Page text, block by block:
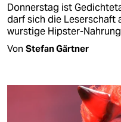
Donnerstag ist
darf sich die Leserschaft
wurstige Hipster-
Von Stefan Gärtner